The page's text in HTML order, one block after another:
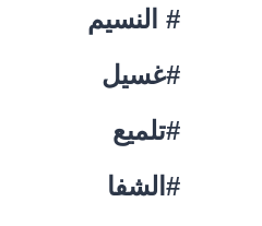
# النسيم
#غسيل
#تلميع
#الشفا